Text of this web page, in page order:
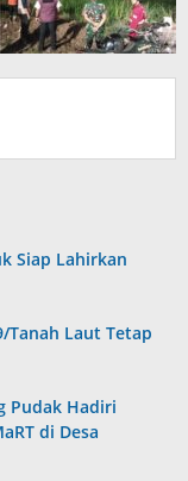
Siap Lahirkan
Tanah Laut Tetap
Pudak Hadiri
di Desa